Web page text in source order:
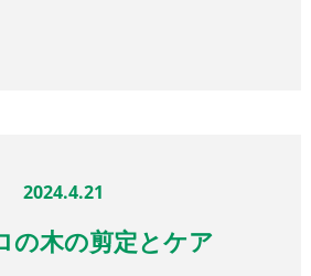
2024.4.21
の木の剪定とケア